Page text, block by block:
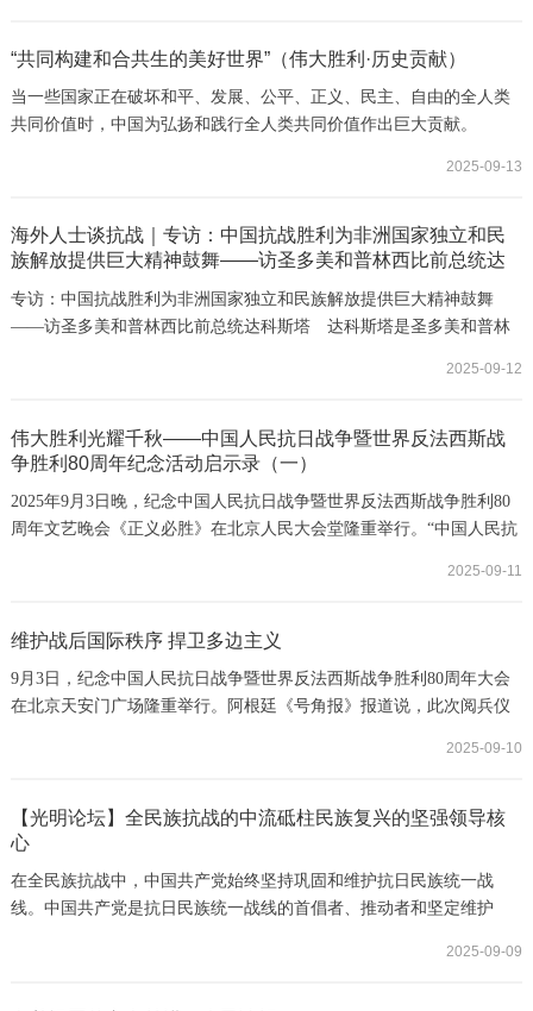
“共同构建和合共生的美好世界”（伟大胜利·历史贡献）
当一些国家正在破坏和平、发展、公平、正义、民主、自由的全人类
共同价值时，中国为弘扬和践行全人类共同价值作出巨大贡献。
2025-09-13
海外人士谈抗战｜专访：中国抗战胜利为非洲国家独立和民
族解放提供巨大精神鼓舞——访圣多美和普林西比前总统达
专访：中国抗战胜利为非洲国家独立和民族解放提供巨大精神鼓舞
——访圣多美和普林西比前总统达科斯塔 达科斯塔是圣多美和普林
2025-09-12
伟大胜利光耀千秋——中国人民抗日战争暨世界反法西斯战
争胜利80周年纪念活动启示录（一）
2025年9月3日晚，纪念中国人民抗日战争暨世界反法西斯战争胜利80
周年文艺晚会《正义必胜》在北京人民大会堂隆重举行。“中国人民抗
2025-09-11
维护战后国际秩序 捍卫多边主义
9月3日，纪念中国人民抗日战争暨世界反法西斯战争胜利80周年大会
在北京天安门广场隆重举行。阿根廷《号角报》报道说，此次阅兵仪
2025-09-10
【光明论坛】全民族抗战的中流砥柱民族复兴的坚强领导核
心
在全民族抗战中，中国共产党始终坚持巩固和维护抗日民族统一战
线。中国共产党是抗日民族统一战线的首倡者、推动者和坚定维护
2025-09-09